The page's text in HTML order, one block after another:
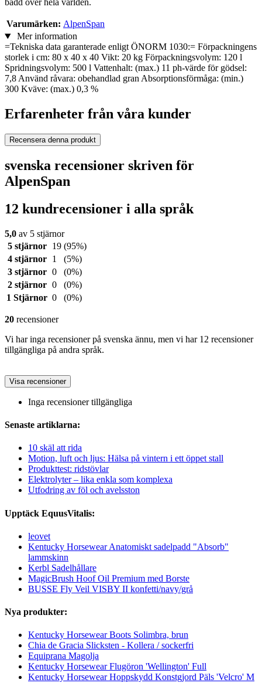
bädd över hela världen.
Varumärken: AlpenSpan
Mer information
=Tekniska data garanterade enligt ÖNORM 1030:= Förpackningens
storlek i cm: 80 x 40 x 40 Vikt: 20 kg Förpackningsvolym: 120 l
Spridningsvolym: 500 l Vattenhalt: (max.) 11 ph-värde för gödsel:
7,8 Använd råvara: obehandlad gran Absorptionsförmåga: (min.)
300 Kväve: (max.) 0,3 %
Erfarenheter från våra kunder
Recensera denna produkt
svenska recensioner skriven för
AlpenSpan
12 kundrecensioner i alla språk
5,0 av 5 stjärnor
5 stjärnor
19 (95%)
4 stjärnor
1
(5%)
3 stjärnor 0
(0%)
2 stjärnor 0
(0%)
1 Stjärnor 0 (0%)
20 recensioner
Vi har inga recensioner på svenska ännu, men vi har 12 recensioner
tillgängliga på andra språk.
Visa recensioner
Inga recensioner tillgängliga
Senaste artiklarna:
10 skäl att rida
Motion, luft och ljus: Hälsa på vintern i ett öppet stall
Produkttest: ridstövlar
Elektrolyter – lika enkla som komplexa
Utfodring av föl och avelsston
Upptäck EquusVitalis:
leovet
Kentucky Horsewear Anatomiskt sadelpadd "Absorb"
lammskinn
Kerbl Sadelhållare
MagicBrush Hoof Oil Premium med Borste
BUSSE Fly Veil VISBY II konfetti/navy/grå
Nya produkter:
Kentucky Horsewear Boots Solimbra, brun
Chia de Gracia Slicksten - Kollera / sockerfri
Equiprana Magolja
Kentucky Horsewear Flugöron 'Wellington' Full
Kentucky Horsewear Hoppskydd Konstgjord Päls 'Velcro' M